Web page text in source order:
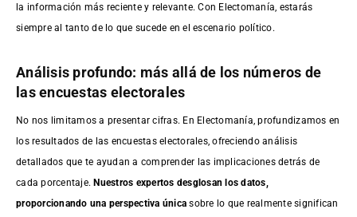
la información más reciente y relevante. Con Electomanía, estarás
siempre al tanto de lo que sucede en el escenario político.
Análisis profundo: más allá de los números de
las encuestas electorales
No nos limitamos a presentar cifras. En Electomanía, profundizamos en
los resultados de las encuestas electorales, ofreciendo análisis
detallados que te ayudan a comprender las implicaciones detrás de
cada porcentaje.Nuestros expertos desglosan los datos,
proporcionando una perspectiva única sobre lo que realmente significan